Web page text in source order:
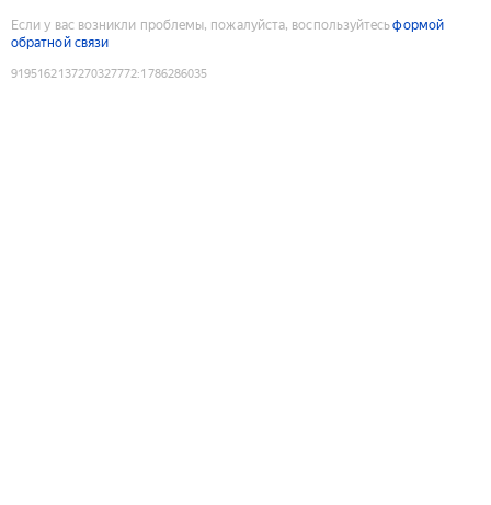
Если у вас возникли проблемы, пожалуйста, воспользуйтесьформой
обратной связи
9195162137270327772:1786286035